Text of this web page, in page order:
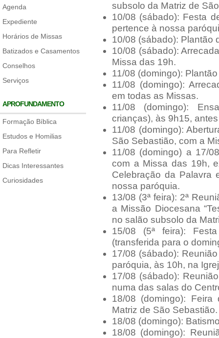
Agenda
Expediente
Horários de Missas
Batizados e Casamentos
Conselhos
Serviços
APROFUNDAMENTO
Formação Bíblica
Estudos e Homilias
Para Refletir
Dicas Interessantes
Curiosidades
subsolo da Matriz de
10/08 (sábado): Festa
pertence à nossa
10/08 (sábado): Plantão
10/08 (sábado):
Missa das 19h.
11/08 (domingo):
11/08 (domingo):
em todas as Missas.
11/08 (domingo):
crianças), às 9h15,
11/08 (domingo):
São Sebastião, com a
11/08 (domingo) a 17/
com a Missa das 19h,
Celebração da Palavra
nossa paróquia.
13/08 (3ª feira): 2ª
a Missão Diocesana
no salão subsolo da
15/08 (5ª feira):
(transferida para o
17/08 (sábado):
paróquia, às 10h, na
17/08 (sábado):
numa das salas do
18/08 (domingo):
Matriz de São Sebastião.
18/08 (domingo):
18/08 (domingo):